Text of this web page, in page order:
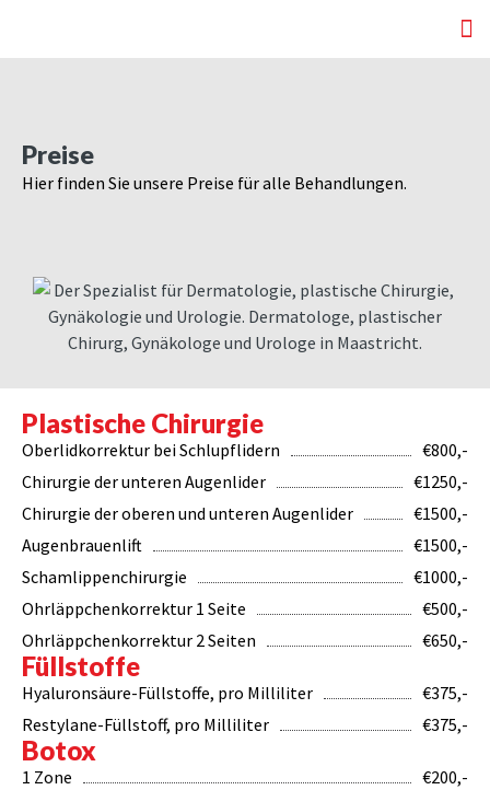
Preise
Hier finden Sie unsere Preise für alle Behandlungen.
Plastische Chirurgie
Oberlidkorrektur bei Schlupflidern
€800,-
Chirurgie der unteren Augenlider
€1250,-
Chirurgie der oberen und unteren Augenlider
€1500,-
Augenbrauenlift
€1500,-
Schamlippenchirurgie
€1000,-
Ohrläppchenkorrektur 1 Seite
€500,-
Ohrläppchenkorrektur 2 Seiten
€650,-
Füllstoffe
Hyaluronsäure-Füllstoffe, pro Milliliter
€375,-
Restylane-Füllstoff, pro Milliliter
€375,-
Botox
1 Zone
€200,-